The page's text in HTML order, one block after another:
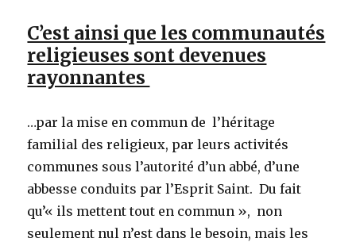
C’est ainsi que les communautés
religieuses sont devenues
rayonnantes
…par la mise en commun de l’héritage
familial des religieux, par leurs activités
communes sous l’autorité d’un abbé, d’une
abbesse conduits par l’Esprit Saint. Du fait
qu’« ils mettent tout en commun », non
seulement nul n’est dans le besoin, mais les